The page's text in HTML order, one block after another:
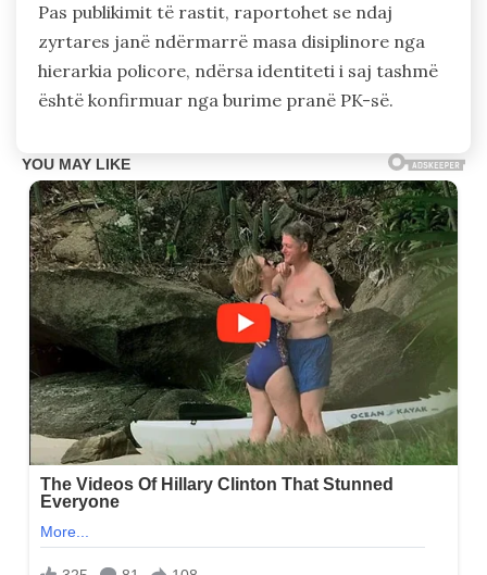
Pas publikimit të rastit, raportohet se ndaj
zyrtares janë ndërmarrë masa disiplinore nga
hierarkia policore, ndërsa identiteti i saj tashmë
është konfirmuar nga burime pranë PK-së.